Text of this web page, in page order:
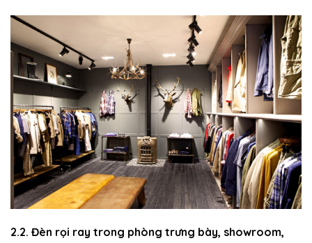
2.2. Đèn rọi ray trong phòng trưng bày, showroom,